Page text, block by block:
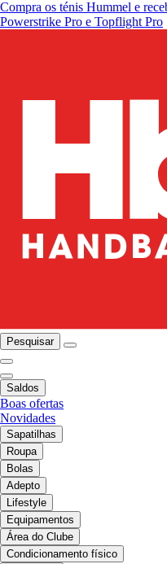
Compra os ténis Hummel e
Powerstrike Pro e Topflight Pro
Pesquisar
Saldos
Boas ofertas
Novidades
Sapatilhas
Roupa
Bolas
Adepto
Lifestyle
Equipamentos
Área do Clube
Condicionamento físico